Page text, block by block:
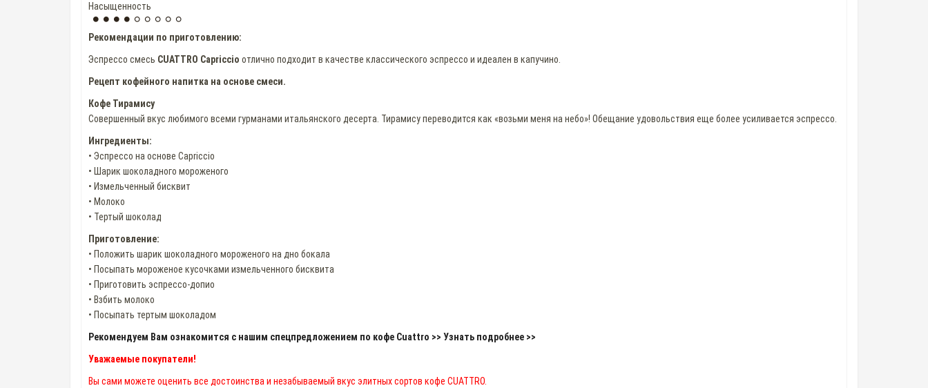
Насыщенность
Рекомендации по приготовлению:
Эспрессо смесь CUATTRO Capriccio отлично подходит в качестве классического эспрессо и идеален в капучино.
Рецепт кофейного напитка на основе смеси.
Кофе Тирамису
Совершенный вкус любимого всеми гурманами итальянского десерта. Тирамису переводится как «возьми меня на небо»! Обещание удовольствия еще более усиливается эспрессо.
Ингредиенты:
• Эспрессо на основе Capriccio
• Шарик шоколадного мороженого
• Измельченный бисквит
• Молоко
• Тертый шоколад
Приготовление:
• Положить шарик шоколадного мороженого на дно бокала
• Посыпать мороженое кусочками измельченного бисквита
• Приготовить эспрессо-допио
• Взбить молоко
• Посыпать тертым шоколадом
Рекомендуем Вам ознакомится с нашим спецпредложением по кофе Cuattro >> Узнать подробнее >>
Уважаемые покупатели!
Вы сами можете оценить все достоинства и незабываемый вкус элитных сортов кофе CUATTRO.